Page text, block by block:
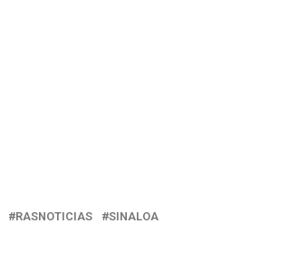
RASNOTICIAS SINALOA